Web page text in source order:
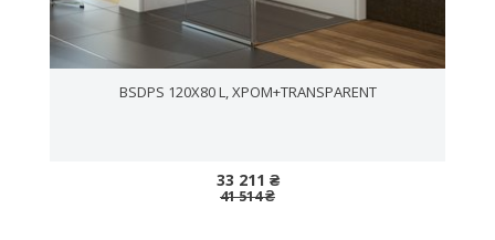
BSDPS 120X80 L, ХРОМ+TRANSPARENT
33 211 ₴
41 514 ₴